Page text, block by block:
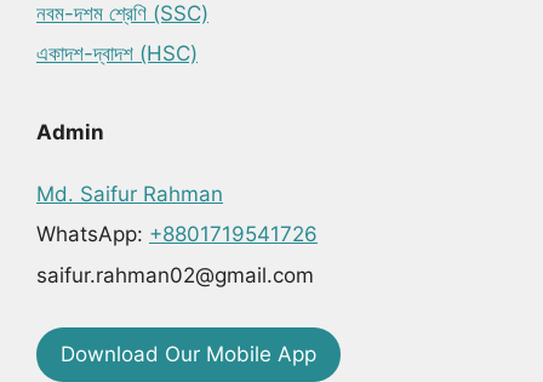
নবম-দশম শ্রেণি (SSC)
একাদশ-দ্বাদশ (HSC)
Admin
Md. Saifur Rahman
WhatsApp: +8801719541726
saifur.rahman02@gmail.com
Download Our Mobile App